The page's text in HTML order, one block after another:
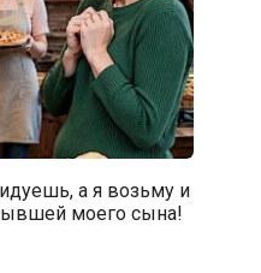
а я возьму и
моего сына!